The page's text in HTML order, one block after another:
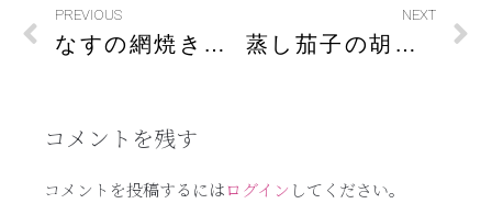
PREVIOUS
なすの網焼きオリーブオイルマリネ
NEXT
蒸し茄子の胡麻だれ
コメントを残す
コメントを投稿するにはログイン してください。